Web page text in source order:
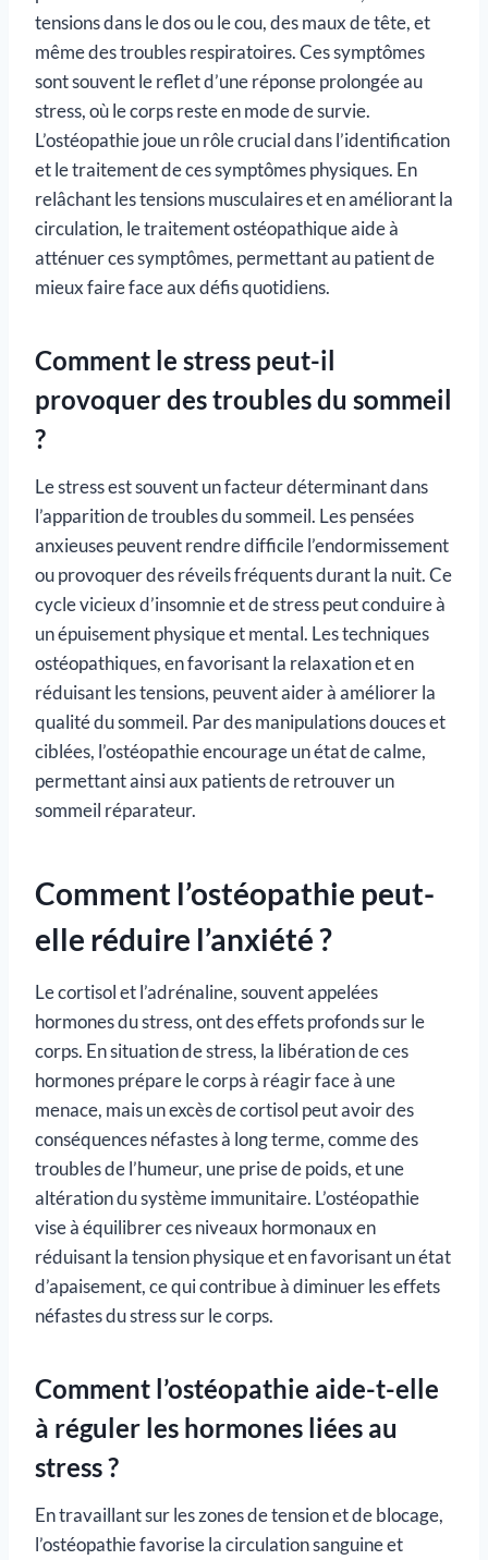
tensions dans le dos ou le cou, des maux de tête, et
même des troubles respiratoires. Ces symptômes
sont souvent le reflet d’une réponse prolongée au
stress, où le corps reste en mode de survie.
L’ostéopathie joue un rôle crucial dans l’identification
et le traitement de ces symptômes physiques. En
relâchant les tensions musculaires et en améliorant la
circulation, le traitement ostéopathique aide à
atténuer ces symptômes, permettant au patient de
mieux faire face aux défis quotidiens.
Comment le stress peut-il
provoquer des troubles du sommeil
?
Le stress est souvent un facteur déterminant dans
l’apparition de troubles du sommeil. Les pensées
anxieuses peuvent rendre difficile l’endormissement
ou provoquer des réveils fréquents durant la nuit. Ce
cycle vicieux d’insomnie et de stress peut conduire à
un épuisement physique et mental. Les techniques
ostéopathiques, en favorisant la relaxation et en
réduisant les tensions, peuvent aider à améliorer la
qualité du sommeil. Par des manipulations douces et
ciblées, l’ostéopathie encourage un état de calme,
permettant ainsi aux patients de retrouver un
sommeil réparateur.
Comment l’ostéopathie peut-
elle réduire l’anxiété ?
Le cortisol et l’adrénaline, souvent appelées
hormones du stress, ont des effets profonds sur le
corps. En situation de stress, la libération de ces
hormones prépare le corps à réagir face à une
menace, mais un excès de cortisol peut avoir des
conséquences néfastes à long terme, comme des
troubles de l’humeur, une prise de poids, et une
altération du système immunitaire. L’ostéopathie
vise à équilibrer ces niveaux hormonaux en
réduisant la tension physique et en favorisant un état
d’apaisement, ce qui contribue à diminuer les effets
néfastes du stress sur le corps.
Comment l’ostéopathie aide-t-elle
à réguler les hormones liées au
stress ?
En travaillant sur les zones de tension et de blocage,
l’ostéopathie favorise la circulation sanguine et